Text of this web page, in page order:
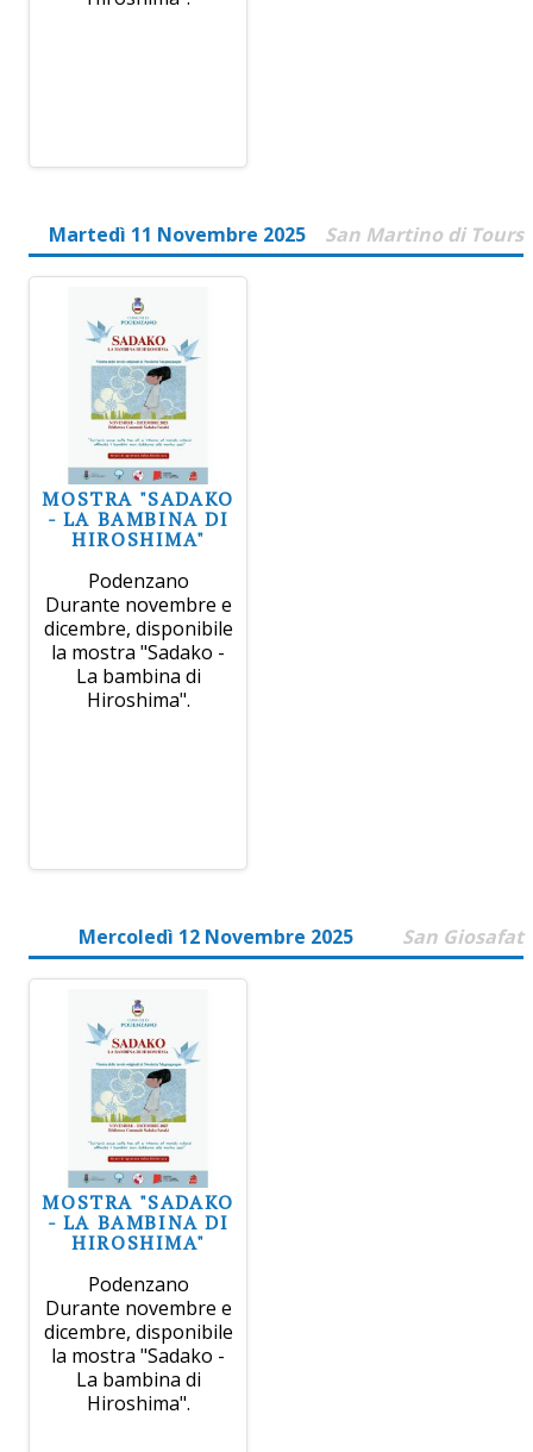
Martedì 11 Novembre 2025 San Martino di Tours
MOSTRA "SADAKO
- LA BAMBINA DI
HIROSHIMA"
Podenzano
Durante novembre e
dicembre, disponibile
la mostra "Sadako -
La bambina di
Hiroshima".
Mercoledì 12 Novembre 2025 San Giosafat
MOSTRA "SADAKO
- LA BAMBINA DI
HIROSHIMA"
Podenzano
Durante novembre e
dicembre, disponibile
la mostra "Sadako -
La bambina di
Hiroshima".